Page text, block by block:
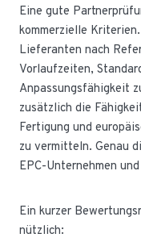
Eine gute
kommerzielle
Lieferanten nach
Vorlaufzeiten,
Anpassungsfähigkeit
zusätzlich die
Fertigung und
zu vermitteln. Genau
EPC-Unternehmen
Ein kurzer
nützlich: